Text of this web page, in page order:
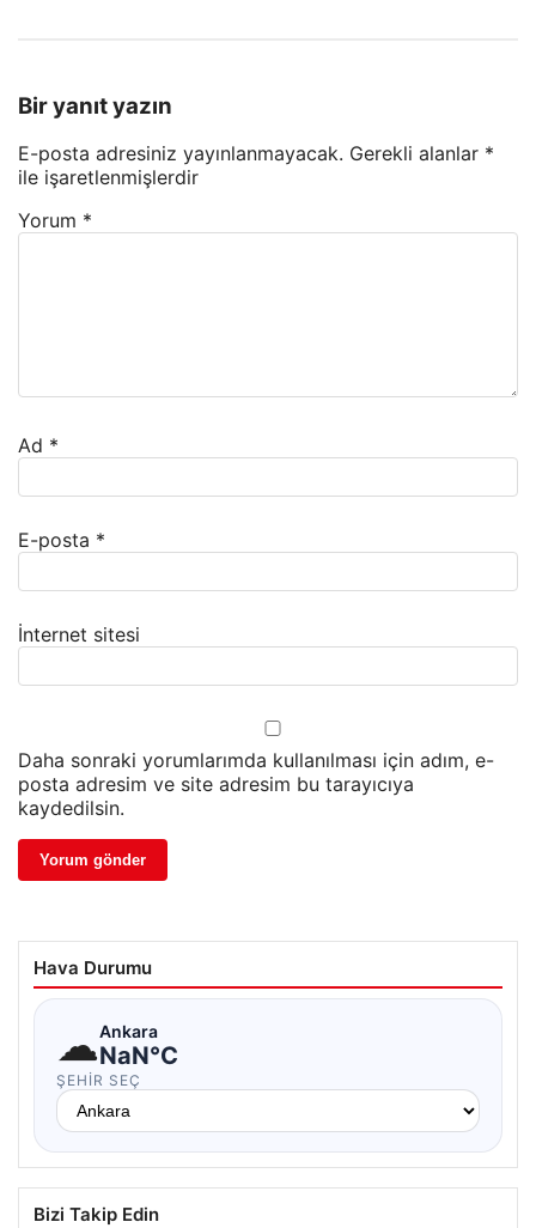
Bir yanıt yazın
E-posta adresiniz yayınlanmayacak. Gerekli alanlar *
ile işaretlenmişlerdir
Yorum *
Ad *
E-posta *
İnternet sitesi
Daha sonraki yorumlarımda kullanılması için adım, e-
posta adresim ve site adresim bu tarayıcıya
kaydedilsin.
Hava Durumu
☁Ankara
NaN°C
ŞEHIR SEÇ
Bizi Takip Edin